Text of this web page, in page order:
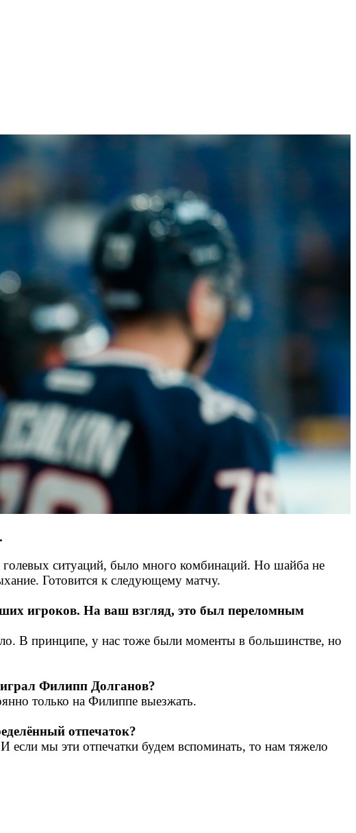
голевых ситуаций, было много комбинаций. Но шайба не
Готовится к следующему матчу.
игроков. На ваш взгляд, это был переломным
В принципе, у нас тоже были моменты в большинстве, но
Филипп Долганов?
только на Филиппе выезжать.
отпечаток?
если мы эти отпечатки будем вспоминать, то нам тяжело